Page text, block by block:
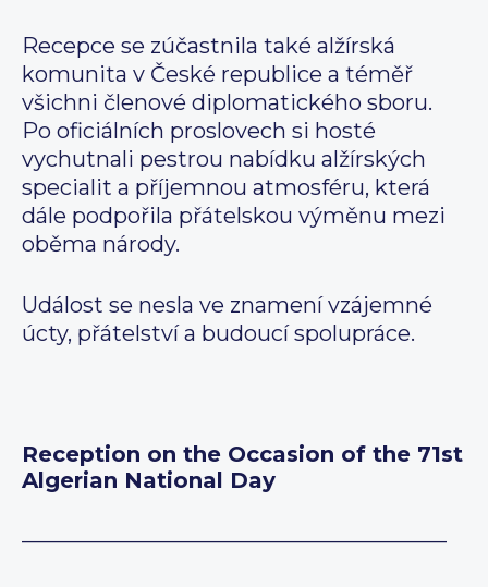
Recepce se zúčastnila také alžírská
komunita v České republice a téměř
všichni členové diplomatického sboru.
Po oficiálních proslovech si hosté
vychutnali pestrou nabídku alžírských
specialit a příjemnou atmosféru, která
dále podpořila přátelskou výměnu mezi
oběma národy.
Událost se nesla ve znamení vzájemné
úcty, přátelství a budoucí spolupráce.
Reception on the Occasion of the 71st
Algerian National Day
———————————————————–